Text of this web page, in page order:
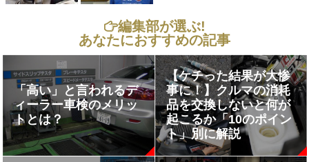
編集部が選ぶ!
あなたにおすすめの記事
「高い」と言われるデ
ィーラー車検のメリッ
トとは？
【ケチった結果が大惨
事に！】クルマの消耗
品を交換しないと何が
起こるか「10のポイン
ト」別に解説